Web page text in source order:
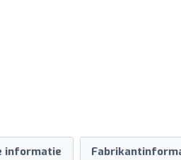
informatie